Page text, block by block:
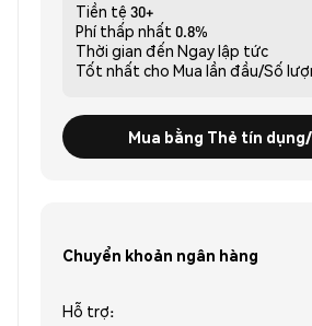
Tiền tệ 30+
Phí thấp nhất 0.8%
Thời gian đến Ngay lập tức
Tốt nhất cho Mua lần đầu/Số
Mua bằng Thẻ tín
Chuyển khoản ngân hàng
Hỗ trợ: